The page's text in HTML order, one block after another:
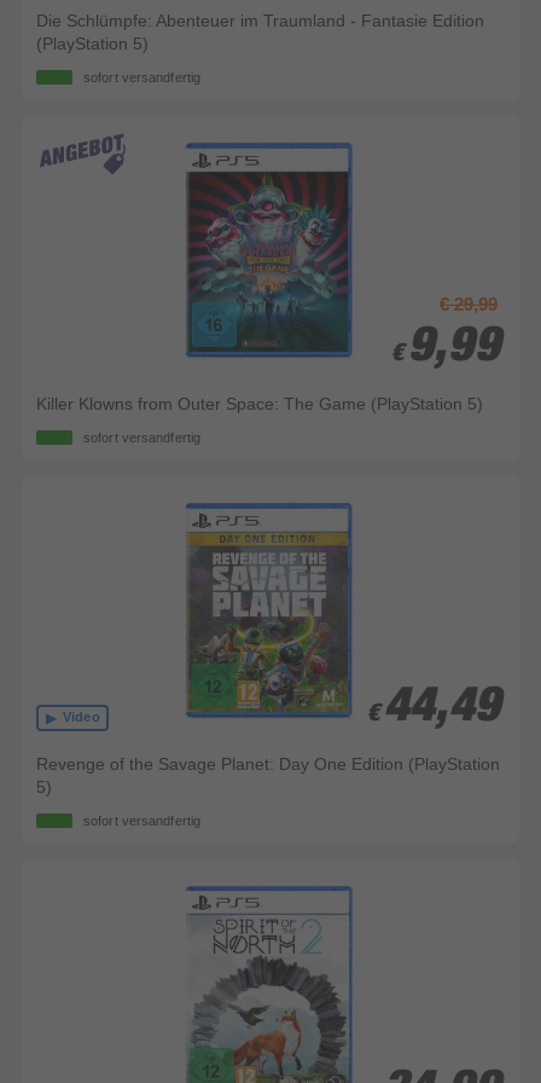
Die Schlümpfe: Abenteuer im Traumland - Fantasie Edition
(PlayStation 5)
sofort versandfertig
€ 29,99
€ 9,99
€ 9,99
Killer Klowns from Outer Space: The Game (PlayStation 5)
sofort versandfertig
Video € 44,49
€ 44,49
Revenge of the Savage Planet: Day One Edition (PlayStation
5)
sofort versandfertig